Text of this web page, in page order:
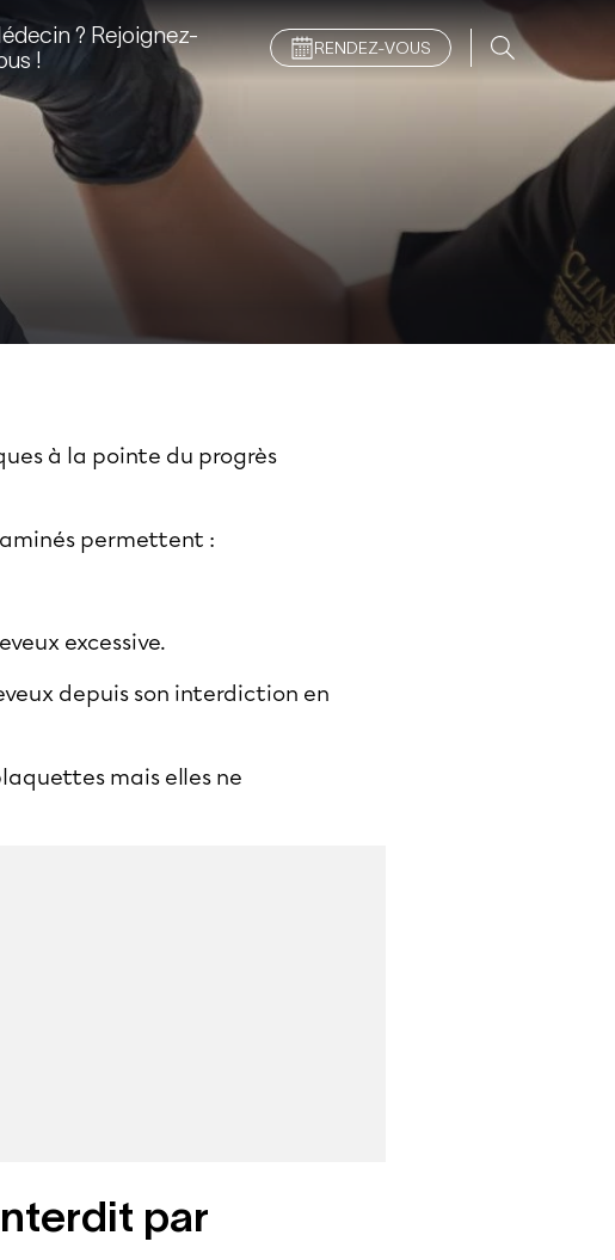
? Rejoignez-
!
RENDEZ-VOUS
à la pointe du progrès
permettent :
excessive.
depuis son interdiction en
mais elles ne
par